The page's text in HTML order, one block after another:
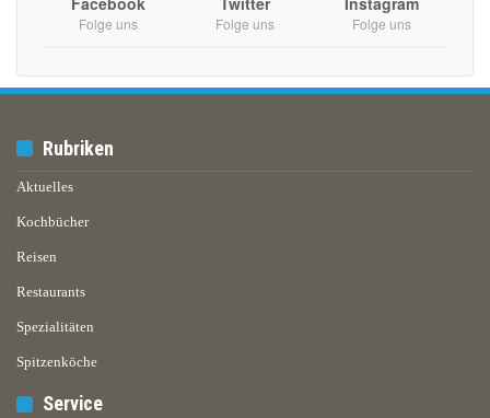
Folge uns Folge uns Folge uns
Rubriken
Aktuelles
Kochbücher
Reisen
Restaurants
Spezialitäten
Spitzenköche
Service